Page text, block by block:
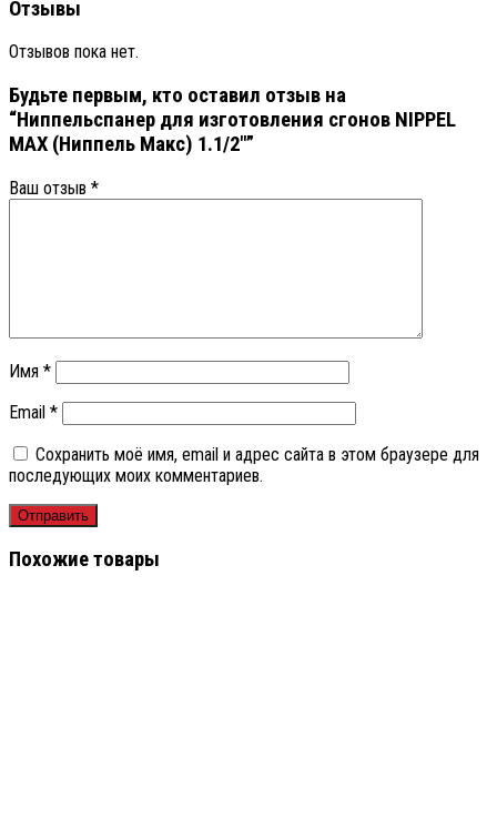
Отзывы
Отзывов пока нет.
Будьте первым, кто оставил отзыв на
“Ниппельспанер для изготовления сгонов NIPPEL
MAX (Ниппель Макс) 1.1/2″”
Ваш отзыв *
Имя *
Email *
Сохранить моё имя, email и адрес сайта в этом браузере для
последующих моих комментариев.
Похожие товары